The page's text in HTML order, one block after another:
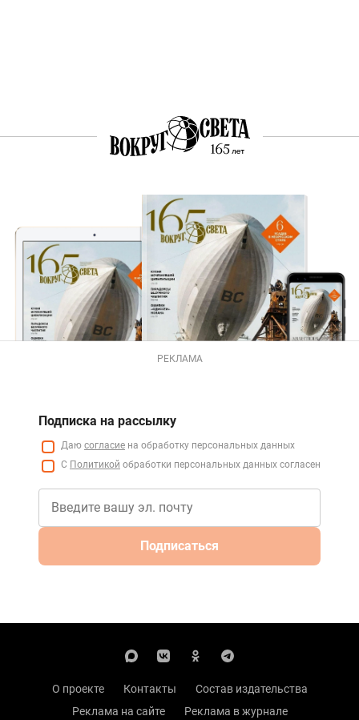
РЕКЛАМА
Подписка на рассылку
Даю согласие на обработку персональных данных
С Политикой обработки персональных данных согласен
Подписаться
О проекте Контакты
Состав издательства
Реклама на сайте
Реклама в журнале